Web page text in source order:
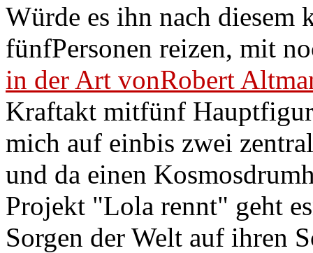
Würde es ihn nach diesem
fünfPersonen reizen, mit
in der Art vonRobert
Kraftakt mitfünf
mich auf einbis zwei
und da einen
Projekt "Lola rennt" geht
Sorgen der Welt auf ihren